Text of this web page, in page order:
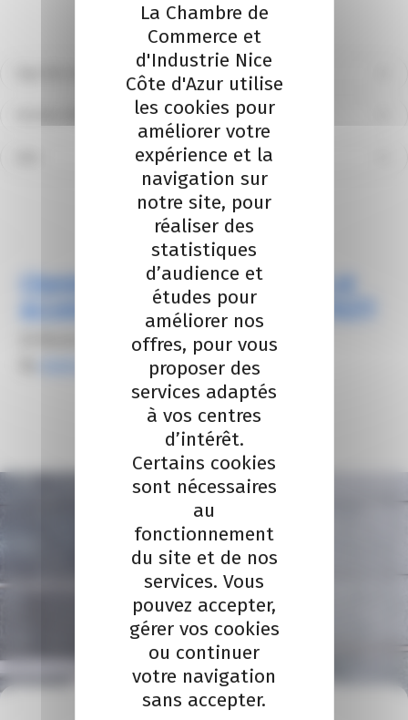
Réinitialiser
Chargé de gestion d’incubateur et
accompagnement de startups (H/F)
elodie carsalade
À VOTRE ÉCOUTE
La Chambre de
Commerce et
d'Industrie Nice
Côte d'Azur utilise
les cookies pour
améliorer votre
expérience et la
navigation sur
notre site, pour
réaliser des
statistiques
d’audience et
études pour
améliorer nos
offres, pour vous
proposer des
services adaptés
à vos centres
d’intérêt.
Certains cookies
sont nécessaires
au
fonctionnement
du site et de nos
services. Vous
pouvez accepter,
gérer vos cookies
ou continuer
votre navigation
sans accepter.